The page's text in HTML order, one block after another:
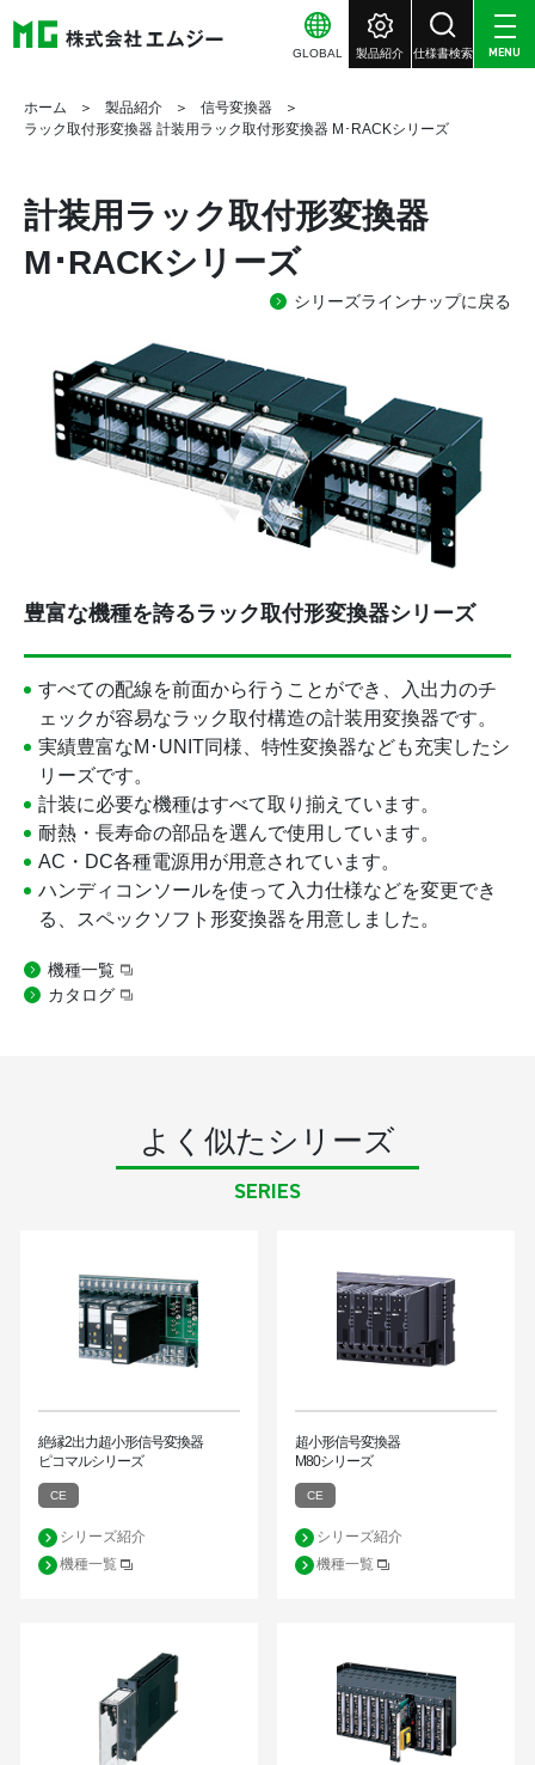
GLOBAL 製品紹介 仕様書検索 MENU
ホーム 製品紹介
信号変換器
ラック取付形変換器 計装用ラック取付形変換器 M･RACKシリーズ
計装用ラック取付形変換器
M･RACKシリーズ
シリーズラインナップに戻る
豊富な機種を誇るラック取付形変換器シリーズ
すべての配線を前面から行うことができ、入出力のチ
ェックが容易なラック取付構造の計装用変換器です。
実績豊富なM･UNIT同様、特性変換器なども充実したシ
リーズです。
計装に必要な機種はすべて取り揃えています。
耐熱・長寿命の部品を選んで使用しています。
AC・DC各種電源用が用意されています。
ハンディコンソールを使って入力仕様などを変更でき
る、スペックソフト形変換器を用意しました。
機種一覧
カタログ
よく似たシリーズ
SERIES
絶縁2出力超小形信号変換器
ピコマルシリーズ
CE
シリーズ紹介
機種一覧
超小形信号変換器
M80シリーズ
CE
シリーズ紹介
機種一覧